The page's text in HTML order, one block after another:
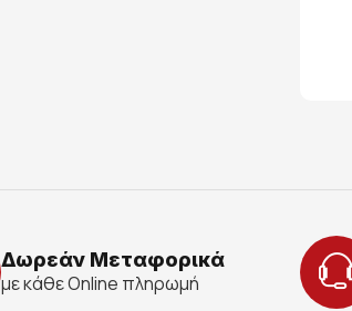
Δωρεάν Μεταφορικά
με κάθε Online πληρωμή